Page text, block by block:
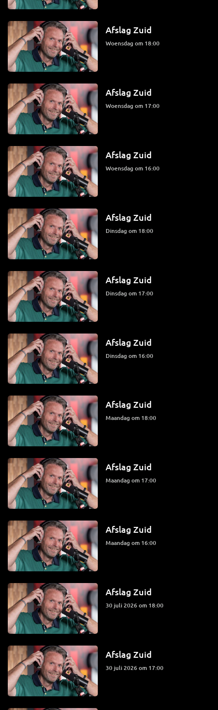
Afslag Zuid
woensdag om 18:00
Afslag Zuid
woensdag om 17:00
Afslag Zuid
woensdag om 16:00
Afslag Zuid
dinsdag om 18:00
Afslag Zuid
dinsdag om 17:00
Afslag Zuid
dinsdag om 16:00
Afslag Zuid
maandag om 18:00
Afslag Zuid
maandag om 17:00
Afslag Zuid
maandag om 16:00
Afslag Zuid
30 juli 2026 om 18:00
Afslag Zuid
30 juli 2026 om 17:00